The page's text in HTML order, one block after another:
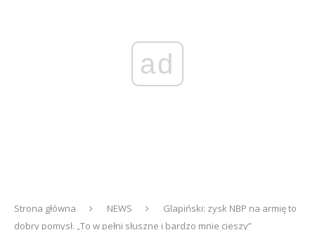
ad
Strona główna NEWS
Glapiński: zysk NBP na armię to
dobry pomysł. „To w pełni słuszne i bardzo mnie cieszy”